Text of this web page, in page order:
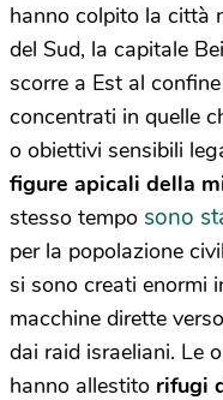
hanno colpito la città
del Sud, la capitale
scorre a Est al
concentrati in quelle
o obiettivi sensibili
figure apicali della
stesso tempo sono
per la popolazione
si sono creati enormi
macchine dirette
dai raid israeliani. Le
hanno allestito rifugi